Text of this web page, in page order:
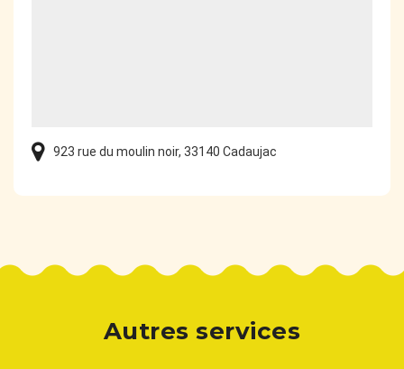
923 rue du moulin noir, 33140 Cadaujac
Autres services